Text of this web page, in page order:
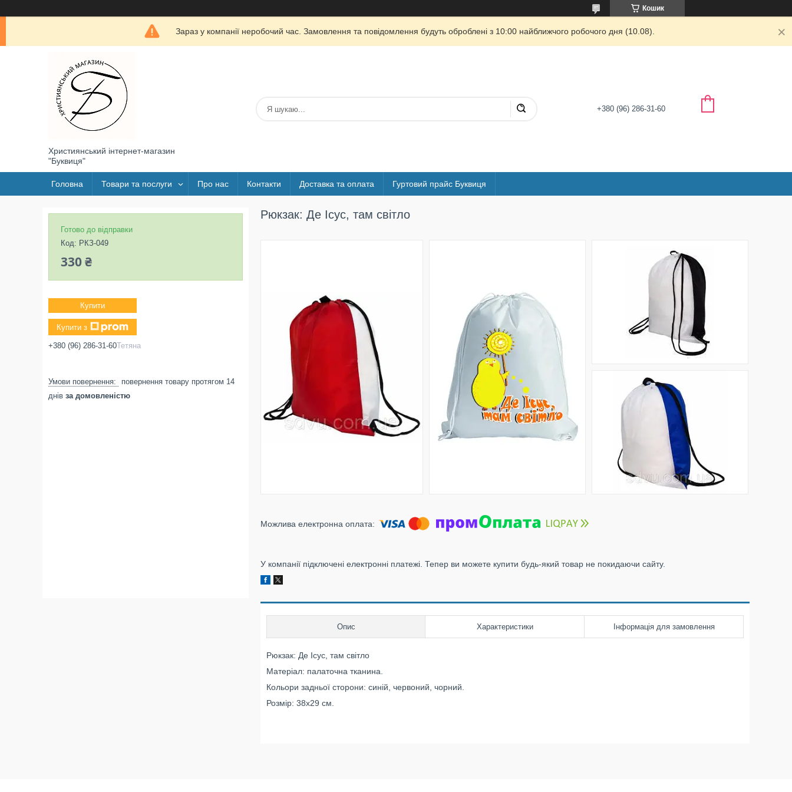
Кошик
Зараз у компанії неробочий час. Замовлення та повідомлення будуть оброблені з 10:00 найближчого робочого дня (10.08).
Християнський інтернет-магазин
"Буквиця"
+380 (96) 286-31-60
Головна Товари та послуги Про нас Контакти Доставка та оплата Гуртовий прайс Буквиця
Рюкзак: Де Ісус, там світло
У компанії підключені електронні платежі. Тепер ви можете купити будь-який товар не покидаючи сайту.
Опис Характеристики Інформація для замовлення
Рюкзак: Де Ісус, там світло
Матеріал: палаточна тканина.
Кольори задньої сторони: синій, червоний, чорний.
Розмір: 38х29 см.
Готово до відправки
Код: РКЗ-049
330 ₴
Купити
Купити з
+380 (96) 286-31-60Тетяна
повернення товару протягом 14
днів за домовленістю